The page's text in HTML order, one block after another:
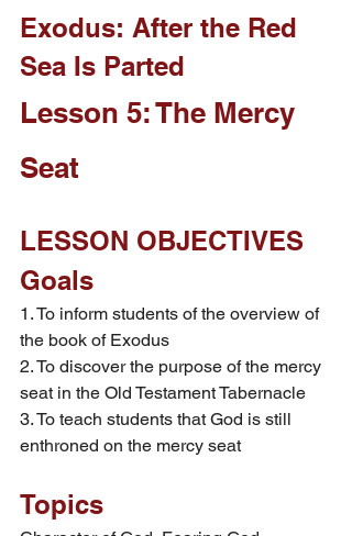
Exodus: After the Red
Sea Is Parted
Lesson 5: The Mercy
Seat
LESSON OBJECTIVES
Goals
1. To inform students of the overview of
the book of Exodus
2. To discover the purpose of the mercy
seat in the Old Testament Tabernacle
3. To teach students that God is still
enthroned on the mercy seat
Topics